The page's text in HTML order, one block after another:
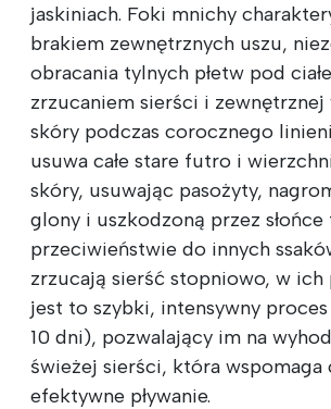
jaskiniach. Foki mnichy
brakiem zewnętrznych uszu,
obracania tylnych płetw pod
zrzucaniem sierści i zewnętrznej
skóry podczas corocznego
usuwa całe stare futro i
skóry, usuwając pasożyty,
glony i uszkodzoną przez słońce
przeciwieństwie do innych
zrzucają sierść stopniowo, w ich
jest to szybki, intensywny
10 dni), pozwalający im na
świeżej sierści, która wspomaga
efektywne pływanie.